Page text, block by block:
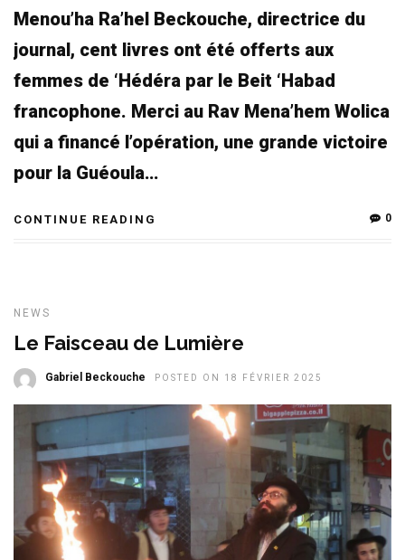
Menou’ha Ra’hel Beckouche, directrice du
journal, cent livres ont été offerts aux
femmes de ‘Hédéra par le Beit ‘Habad
francophone. Merci au Rav Mena’hem Wolica
qui a financé l’opération, une grande victoire
pour la Guéoula…
CONTINUE READING 0
NEWS
Le Faisceau de Lumière
Gabriel Beckouche POSTED ON 18 FÉVRIER 2025